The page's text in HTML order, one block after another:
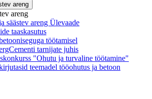
areng
areng
säästev areng Ülevaade
taaskasutus
töötamisel
tarnijate juhis
"Ohutu ja turvaline töötamine"
teemadel tööohutus ja betoon